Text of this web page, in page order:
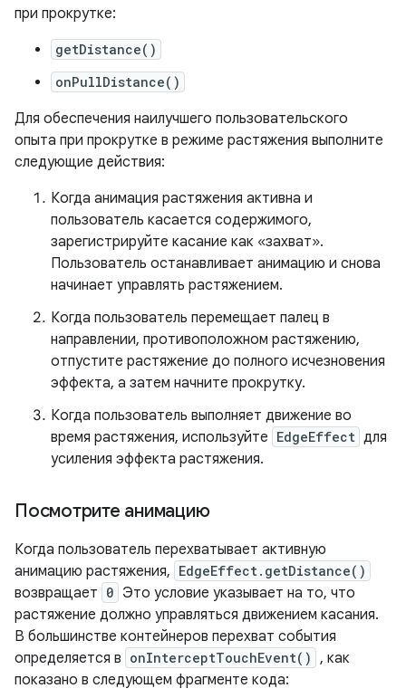
при прокрутке:
getDistance()
onPullDistance()
Для обеспечения наилучшего пользовательского
опыта при прокрутке в режиме растяжения выполните
следующие действия:
Когда анимация растяжения активна и
пользователь касается содержимого,
зарегистрируйте касание как «захват».
Пользователь останавливает анимацию и снова
начинает управлять растяжением.
Когда пользователь перемещает палец в
направлении, противоположном растяжению,
отпустите растяжение до полного исчезновения
эффекта, а затем начните прокрутку.
Когда пользователь выполняет движение во
время растяжения, используйте EdgeEffect для
усиления эффекта растяжения.
Посмотрите анимацию
Когда пользователь перехватывает активную
анимацию растяжения, EdgeEffect.getDistance()
возвращает 0 Это условие указывает на то, что
растяжение должно управляться движением касания.
В большинстве контейнеров перехват события
определяется в onInterceptTouchEvent() , как
показано в следующем фрагменте кода: